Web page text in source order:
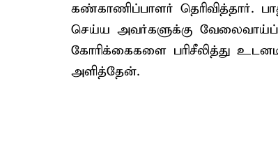
கண்காணிப்பாளர் தெரிவித்தார்.
செய்ய அவர்களுக்கு
கோரிக்கைகளை பரிசீலித்து
அளித்தேன்.